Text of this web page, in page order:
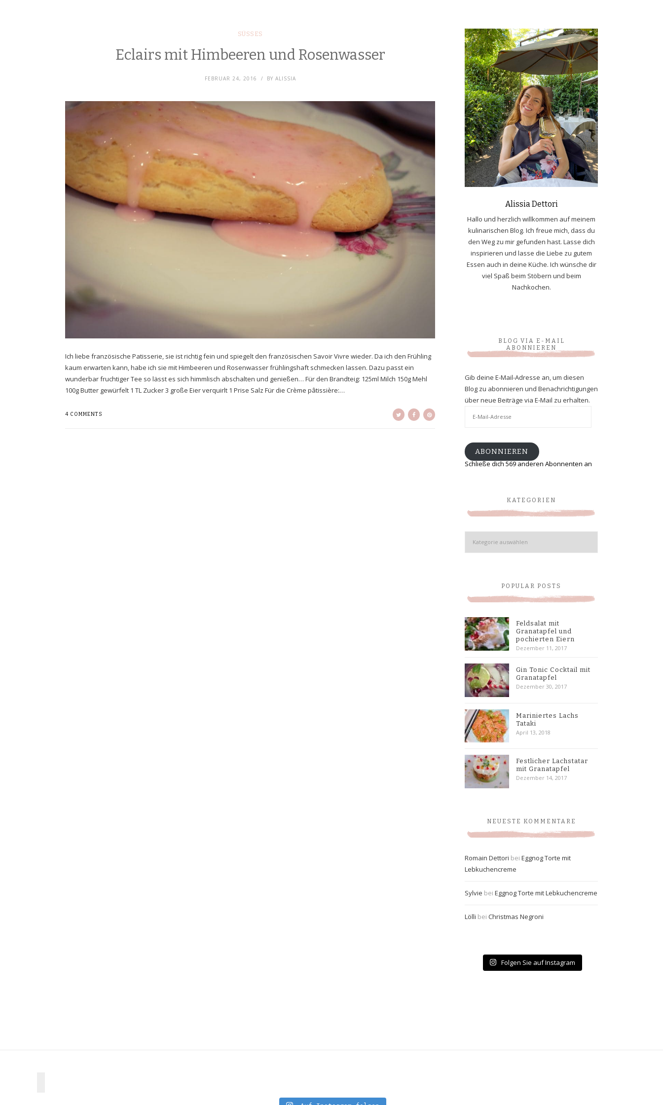
SÜSSES
Eclairs mit Himbeeren und Rosenwasser
FEBRUAR 24, 2016 BY ALISSIA
Ich liebe französische Patisserie, sie ist richtig fein und spiegelt den französischen Savoir Vivre wieder. Da ich den Frühling
kaum erwarten kann, habe ich sie mit Himbeeren und Rosenwasser frühlingshaft schmecken lassen. Dazu passt ein
wunderbar fruchtiger Tee so lässt es sich himmlisch abschalten und genießen… Für den Brandteig: 125ml Milch 150g Mehl
100g Butter gewürfelt 1 TL Zucker 3 große Eier verquirlt 1 Prise Salz Für die Crème pâtissière:…
4 COMMENTS
Alissia Dettori
Hallo und herzlich willkommen auf meinem
kulinarischen Blog. Ich freue mich, dass du
den Weg zu mir gefunden hast. Lasse dich
inspirieren und lasse die Liebe zu gutem
Essen auch in deine Küche. Ich wünsche dir
viel Spaß beim Stöbern und beim
Nachkochen.
BLOG VIA E-MAIL
ABONNIEREN
Gib deine E-Mail-Adresse an, um diesen
Blog zu abonnieren und Benachrichtigungen
über neue Beiträge via E-Mail zu erhalten.
ABONNIEREN
Schließe dich 569 anderen Abonnenten an
KATEGORIEN
Kategorien
POPULAR POSTS
Feldsalat mit
Granatapfel und
pochierten Eiern
Dezember 11, 2017
Gin Tonic Cocktail mit
Granatapfel
Dezember 30, 2017
Mariniertes Lachs
Tataki
April 13, 2018
Festlicher Lachstatar
mit Granatapfel
Dezember 14, 2017
NEUESTE KOMMENTARE
Romain Dettori bei Eggnog Torte mit
Lebkuchencreme
Sylvie bei Eggnog Torte mit Lebkuchencreme
Lölli bei Christmas Negroni
Folgen Sie auf Instagram